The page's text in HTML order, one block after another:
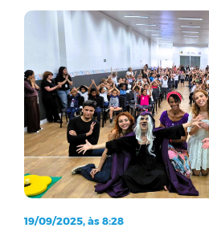
19/09/2025, às 8:28